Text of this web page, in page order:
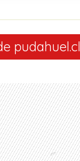
pudahuel.cl